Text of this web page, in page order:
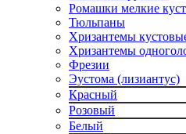
Ромашки мелкие
Тюльпаны
Хризантемы
Хризантемы
Фрезии
Эустома (лизиантус)
Красный
Розовый
Белый